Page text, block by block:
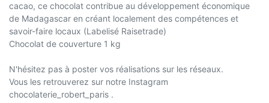
cacao, ce chocolat contribue au développement économique
de Madagascar en créant localement des compétences et
savoir-faire locaux (Labelisé Raisetrade)
Chocolat de couverture 1 kg
N'hésitez pas à poster vos réalisations sur les réseaux.
Vous les retrouverez sur notre Instagram
chocolaterie_robert_paris .